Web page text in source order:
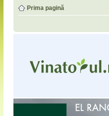
Prima pagină